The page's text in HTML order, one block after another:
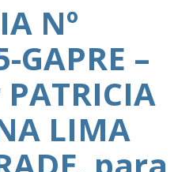
Nº
GAPRE –
LIMA